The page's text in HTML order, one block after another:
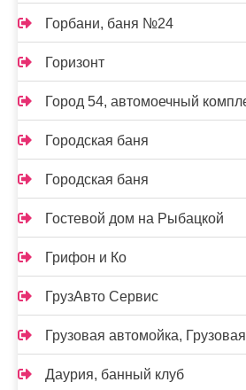
Горбани, баня №24
Горизонт
Город 54, автомоечный
Городская баня
Городская баня
Гостевой дом на Рыбацкой
Грифон и Ко
ГрузАвто Сервис
Грузовая автомойка,
Даурия, банный клуб